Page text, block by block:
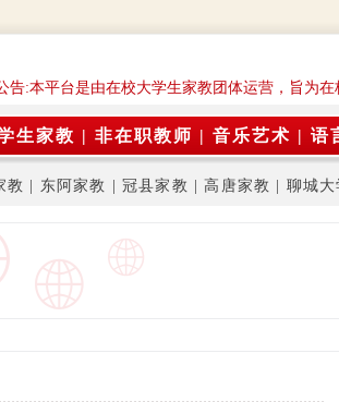
告:本平台是由在校大学生家教团体运营，旨为
生家教 | 非在职教师 | 音乐艺术 | 语
教 东阿家教 冠县家教 高唐家教 聊城大